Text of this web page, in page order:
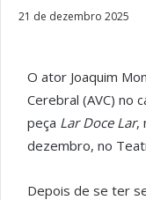
21 de dezembro 2025
O ator Joaquim
Cerebral (AVC) no
peça Lar Doce Lar,
dezembro, no
Depois de se ter